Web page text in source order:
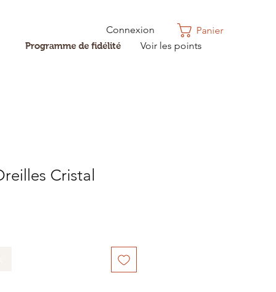
Panier
Connexion
Programme de fidélité Voir les points
Cristal